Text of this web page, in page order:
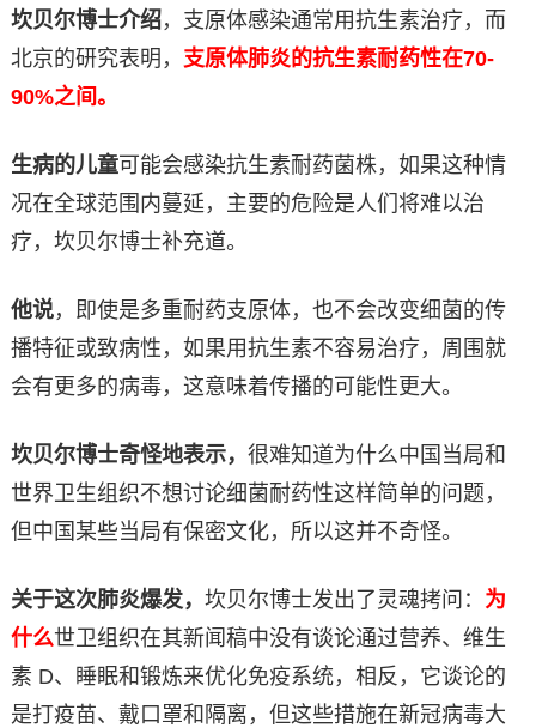
坎贝尔博士介绍，支原体感染通常用抗生素治疗，而
北京的研究表明， 支原体肺炎的抗生素耐药性在70-
90%之间。
生病的儿童可能会感染抗生素耐药菌株，如果这种情
况在全球范围内蔓延，主要的危险是人们将难以治
疗，坎贝尔博士补充道。
他说，即使是多重耐药支原体，也不会改变细菌的传
播特征或致病性，如果用抗生素不容易治疗，周围就
会有更多的病毒，这意味着传播的可能性更大。
坎贝尔博士奇怪地表示， 很难知道为什么中国当局和
世界卫生组织不想讨论细菌耐药性这样简单的问题，
但中国某些当局有保密文化，所以这并不奇怪。
关于这次肺炎爆发， 坎贝尔博士发出了灵魂拷问： 为
什么世卫组织在其新闻稿中没有谈论通过营养、维生
素 D、睡眠和锻炼来优化免疫系统，相反，它谈论的
是打疫苗、戴口罩和隔离，但这些措施在新冠病毒大